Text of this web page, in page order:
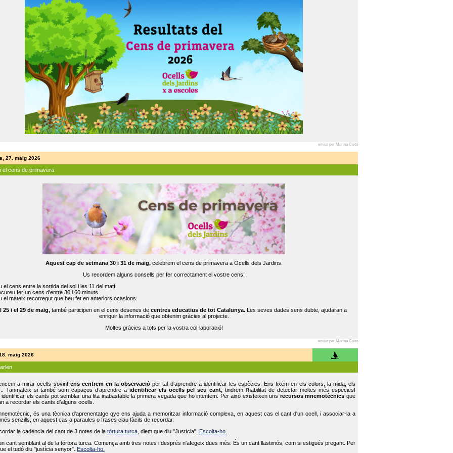
enviat per Marina Cuito
27. maig 2026
el cens de primavera
Aquest cap de setmana 30 i 31 de maig,celebrem el cens de primavera a Ocells dels Jardins.
Us recordem alguns consells per fer correctament el vostre cens:
el cens entre la sortida del sol i les 11 del matí
fer un cens d'entre 30 i 60 minuts
el mateix recorregut que heu fet en anteriors ocasions.
25 i el 29 de maig,també participen en el cens desenes de centres educatius de tot Catalunya.Les seves dades sens dubte, ajudaran a
enriquir la informació que obtenim gràcies al projecte.
Moltes gràcies a tots per la vostra col·laboració!
enviat per Marina Cuito
maig 2026
a mirar ocells sovint ens centrem en la observació per tal d’aprendre a identificar les espècies. Ens fixem en els colors, la mida, els
Tanmateix si també som capaços d’aprendre a identificar els ocells pel seu cant, tindrem l'habilitat de detectar moltes més espècies!
els cants pot semblar una fita inabastable la primera vegada que ho intentem. Per això existeixen uns recursos mnemotècnics que
a recordar els cants d’alguns ocells.
és una tècnica d'aprenentatge qye ens ajuda a memoritzar informació complexa, en aquest cas el cant d'un ocell, i associar-la a
senzills, en aquest cas a paraules o frases clau fàcils de recordar.
la cadència del cant de 3 notes de la tórtura turca , diem que diu "Justícia".
Escolta-ho.
cant semblant al de la tórtora turca. Comença amb tres notes i després n'afegeix dues més. És un cant llastimós, com si estigués pregant. Per
el tudó diu "justícia senyor".
Escolta-ho.